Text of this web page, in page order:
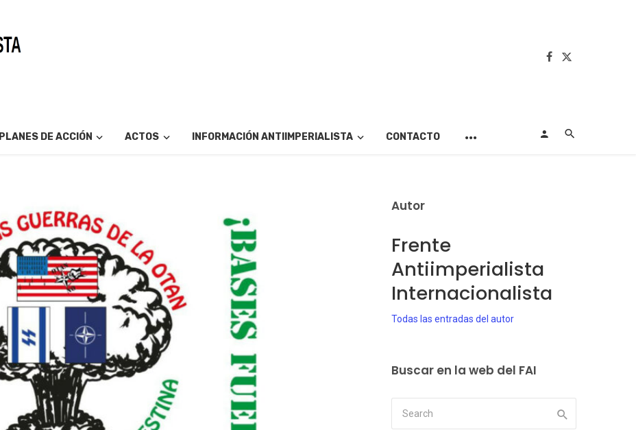
PLANES DE ACCIÓN ACTOS INFORMACIÓN ANTIIMPERIALISTA CONTACTO
Autor
Frente
Antiimperialista
Internacionalista
Todas las entradas del autor
Buscar en la web del FAI